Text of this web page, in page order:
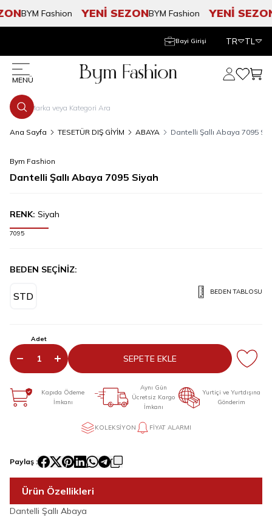
BYM Fashion YENİ SEZONBYM Fashion YENİ SEZON
Bayi Girişi TR TL
MENÜ
Hesabım
Ana Sayfa TESETÜR DIŞ GİYİM ABAYA Dantelli Şallı Abaya 7095
Bym Fashion
Dantelli Şallı Abaya 7095 Siyah
RENK: Siyah
7095
BEDEN SEÇİNİZ:
STD BEDEN TABLOSU
Adet
SEPETE EKLE
Kapıda Ödeme
İmkanı
Aynı Gün
Ücretsiz Kargo
İmkanı
Yurtiçi ve Yurtdışına
Gönderim
KOLEKSIYON FIYAT ALARMI
Paylaş :
Ürün Özellikleri
Dantelli Şallı Abaya